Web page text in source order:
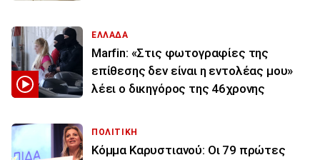
ΕΛΛΑΔΑ
Marfin: «Στις φωτογραφίες της
επίθεσης δεν είναι η εντολέας μου»
λέει ο δικηγόρος της 46χρονης
ΠΟΛΙΤΙΚΗ
Κόμμα Καρυστιανού: Οι 79 πρώτες